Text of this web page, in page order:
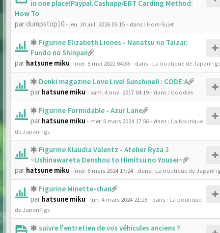
in one place!Paypal.Cashapp/EBT Carding Method:
How To
par dumpstop10- jeu. 30 juil. 2026 05:15- dans : Hors-Sujet
Figurine Elizabeth Liones - Nanatsu no Taizai:
Fundo no Shinpan
par hatsune miku - mer. 5 mai 2021 04:33 - dans : La boutique de JapanFigs
Denki magazine Love Live! Sunshine!! : CODE:A
par hatsune miku - sam. 4 nov. 2017 04:19- dans : Goodies
Figurine Formidable - Azur Lane
par hatsune miku - mer. 6 mars 2024 17:56- dans : La boutique
de JapanFigs
Figurine Klaudia Valentz - Atelier Ryza 2
~Ushinawareta Denshou to Himitsu no Yousei~
par hatsune miku - mer. 6 mars 2024 17:24- dans : La boutique de
Figurine Minette-chan
par hatsune miku - lun. 4 mars 2024 21:16- dans : La boutique
de JapanFigs
suivre l'entretien de vos véhicules anciens ?